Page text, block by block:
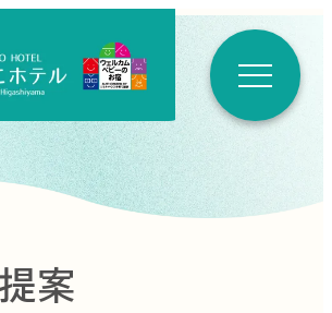
案